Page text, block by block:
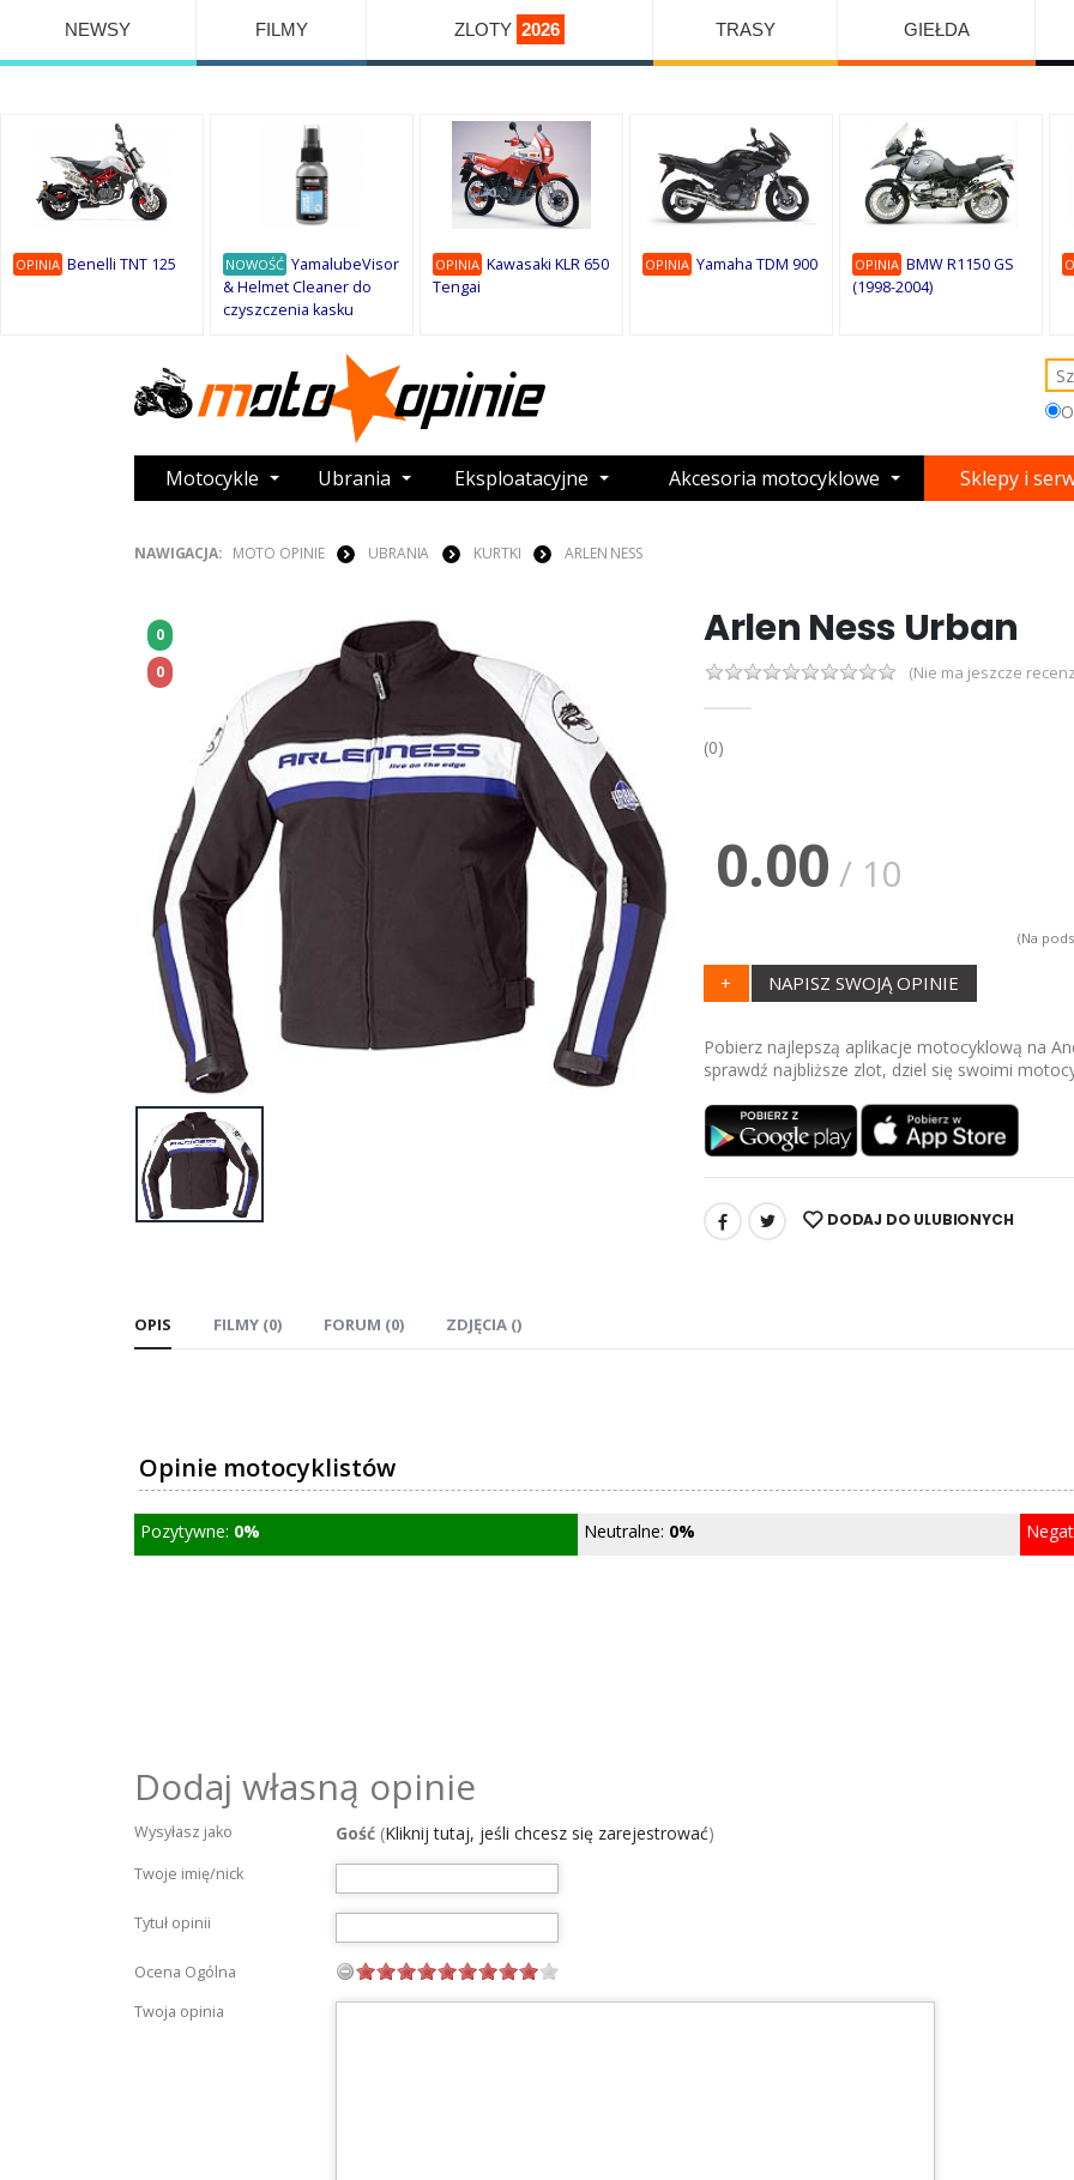
NEWSY FILMY ZLOTY 2026 TRASY GIEŁDA
OPINIA Benelli TNT 125 NOWOŚĆ YamalubeVisor
& Helmet Cleaner do
czyszczenia kasku
OPINIA Kawasaki KLR 650
Tengai
OPINIA Yamaha TDM 900 OPINIA BMW R1150 GS
(1998-2004)
Motocykle Ubrania Eksploatacyjne Akcesoria motocyklowe Sklepy i
NAWIGACJA: MOTO OPINIE UBRANIA KURTKI ARLEN NESS
0
0
Arlen Ness Urban
(Nie ma jeszcze
(0)
0.00 / 10
(Na
+ NAPISZ SWOJĄ OPINIE
Pobierz najlepszą aplikacje motocyklową na
sprawdź najbliższe zlot, dziel się swoimi
UDOSTĘPNIJ: DODAJ DO ULUBIONYCH
OPIS FILMY (0) FORUM (0) ZDJĘCIA ()
Opinie motocyklistów
Pozytywne: 0% Neutralne: 0%
Dodaj własną opinie
Wysyłasz jako Gość (Kliknij tutaj, jeśli chcesz się zarejestrować)
Twoje imię/nick
Tytuł opinii
Ocena Ogólna
Twoja opinia